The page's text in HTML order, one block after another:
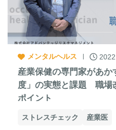
メンタルヘルス
産業保健の専門家があか
度」の実態と課題 職場
ポイント
ストレスチェック 産業医